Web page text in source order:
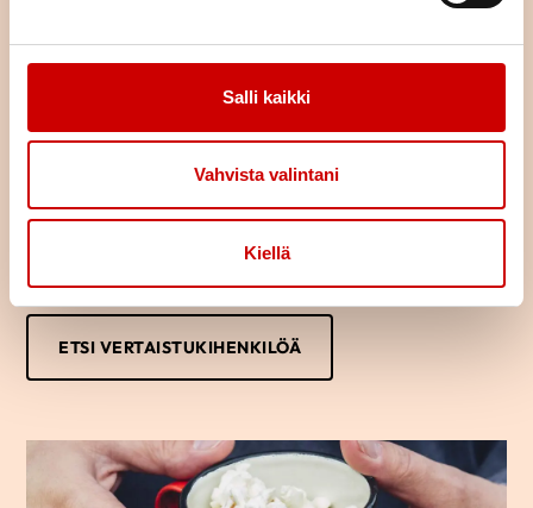
Salli kaikki
Vahvista valintani
Kiellä
Löydä oma tukijasi
kokemuksistasi toisen samankaltaista kokeneen kanssa?
Vertaistukihenkilön kanssa voi puhua luottamuksella omista
tai hänen läheistään ja auttaa jaksamaan arjessa. Kuka vaan voi
ottaa yhteyttä vertaistukihenkilöön.
ETSI VERTAISTUKIHENKILÖÄ